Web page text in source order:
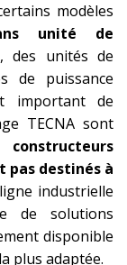
modèles
unité de
des unités de
de puissance
important de
TECNA sont
pas destinés à
industrielle
de solutions
disponible
plus adaptée.